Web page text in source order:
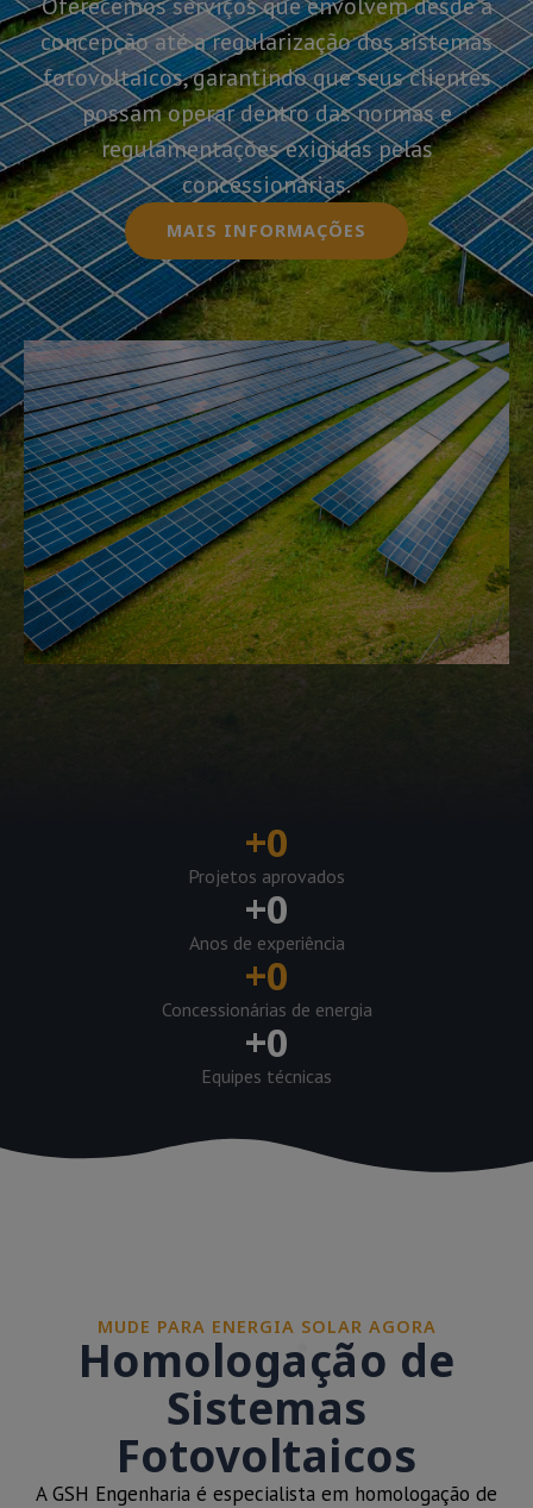
concepção até a regularização dos sistemas
fotovoltaicos, garantindo que seus clientes
possam operar dentro das normas e
regulamentações exigidas pelas
concessionárias.
MAIS INFORMAÇÕES
+0
Projetos aprovados
+0
Anos de experiência
+0
Concessionárias de energia
+0
Equipes técnicas
MUDE PARA ENERGIA SOLAR AGORA
Homologação de
Sistemas
Fotovoltaicos
A GSH Engenharia é especialista em homologação de